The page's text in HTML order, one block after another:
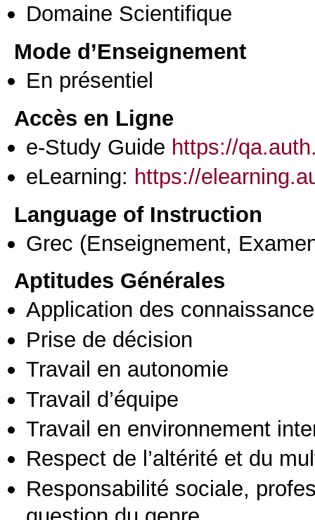
Domaine Scientifique
Mode d’Enseignement
En présentiel
Accès en Ligne
e-Study Guide https://
eLearning: https://
Language of Instruction
Grec (Enseignement,
Aptitudes Générales
Application des
Prise de décision
Travail en autonomie
Travail d’équipe
Travail en environnement
Respect de l’altérité et du
Responsabilité sociale,